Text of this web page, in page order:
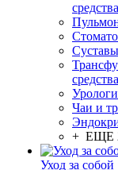
средства
средства
Чаи и
+ ЕЩЕ
Уход за собой